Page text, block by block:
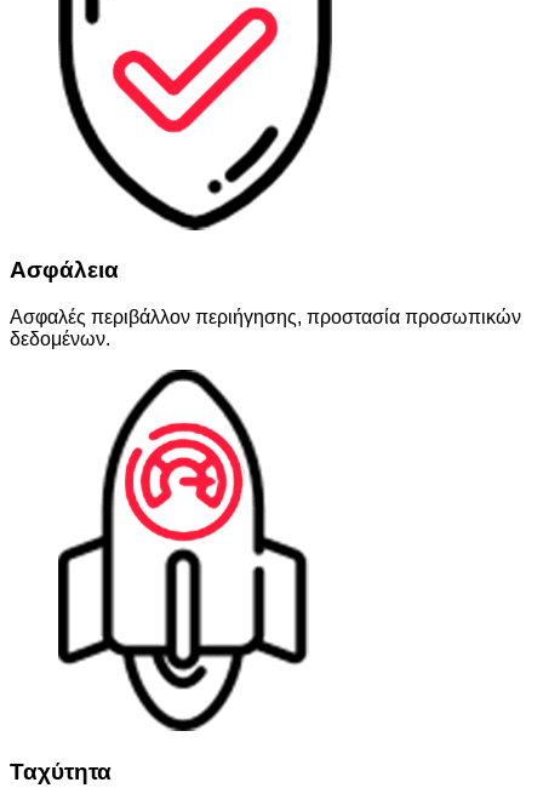
Ασφάλεια
Ασφαλές περιβάλλον περιήγησης, προστασία προσωπικών
δεδομένων.
Ταχύτητα